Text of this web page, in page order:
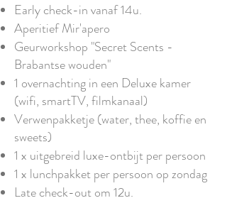
Early check-in vanaf 14u.
Aperitief Mir'apero
Geurworkshop "Secret Scents -
Brabantse wouden"
1 overnachting in een Deluxe kamer
(wifi, smartTV, filmkanaal)
Verwenpakketje (water, thee, koffie en
sweets)
1 x uitgebreid luxe-ontbijt per persoon
1 x lunchpakket per persoon op zondag
Late check-out om 12u.